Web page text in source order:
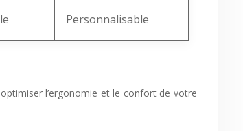
Personnalisable
l’ergonomie et le confort de votre